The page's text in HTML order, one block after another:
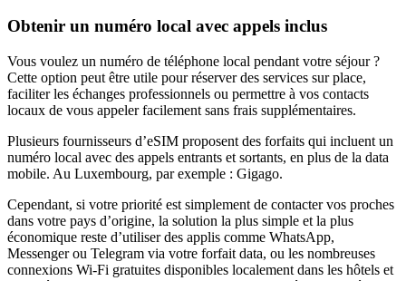
Obtenir un numéro local avec appels inclus
Vous voulez un numéro de téléphone local pendant votre séjour ?
Cette option peut être utile pour réserver des services sur place,
faciliter les échanges professionnels ou permettre à vos contacts
locaux de vous appeler facilement sans frais supplémentaires.
Plusieurs fournisseurs d’eSIM proposent des forfaits qui incluent un
numéro local avec des appels entrants et sortants, en plus de la data
mobile. Au Luxembourg, par exemple : Gigago.
Cependant, si votre priorité est simplement de contacter vos proches
dans votre pays d’origine, la solution la plus simple et la plus
économique reste d’utiliser des applis comme WhatsApp,
Messenger ou Telegram via votre forfait data, ou les nombreuses
connexions Wi‑Fi gratuites disponibles localement dans les hôtels et